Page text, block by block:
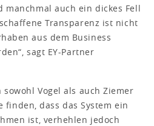
manchmal auch ein dickes Fell
Transparenz ist nicht
aus dem Business
sagt EY-Partner
Vogel als auch Ziemer
finden, dass das System ein
ist, verhehlen jedoch